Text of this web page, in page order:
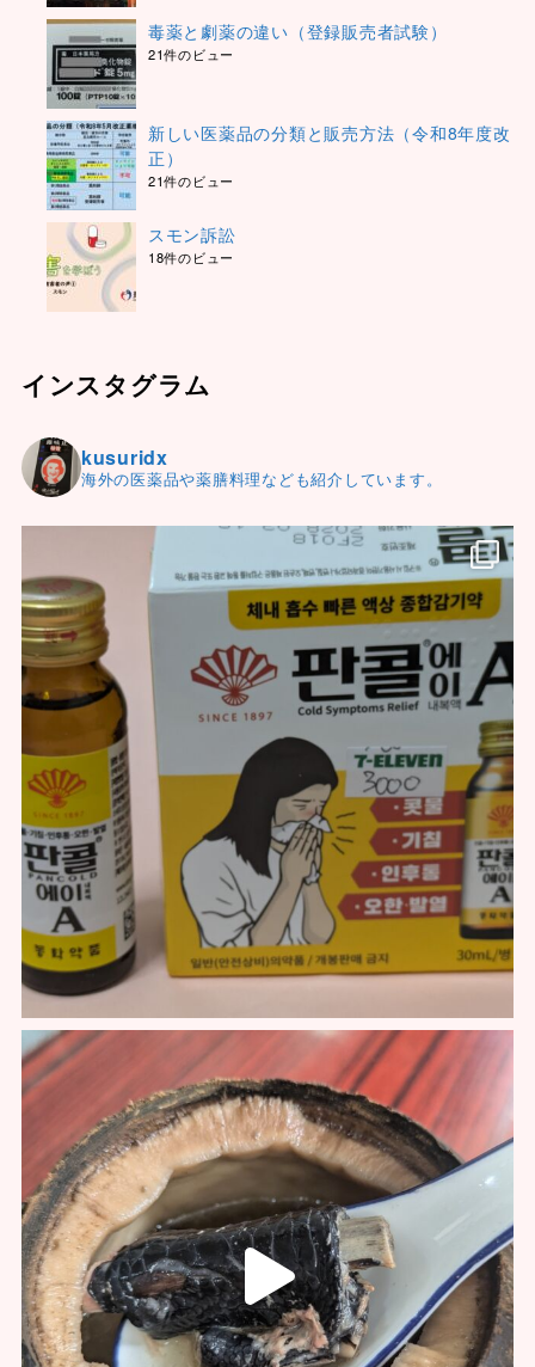
毒薬と劇薬の違い（登録販売者試験）
21件のビュー
新しい医薬品の分類と販売方法（令和8年度改
正）
21件のビュー
スモン訴訟
18件のビュー
インスタグラム
kusuridx
海外の医薬品や薬膳料理なども紹介しています。